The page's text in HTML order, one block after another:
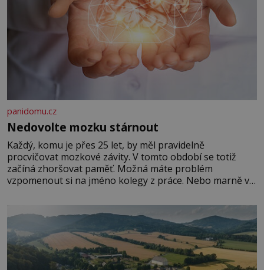
panidomu.cz
Nedovolte mozku stárnout
Každý, komu je přes 25 let, by měl pravidelně
procvičovat mozkové závity. V tomto období se totiž
začíná zhoršovat paměť. Možná máte problém
vzpomenout si na jméno kolegy z práce. Nebo marně v
Je to opravdu tak, s věkem jako kdyby se paměť
rozhodla stávkovat. Cvičte